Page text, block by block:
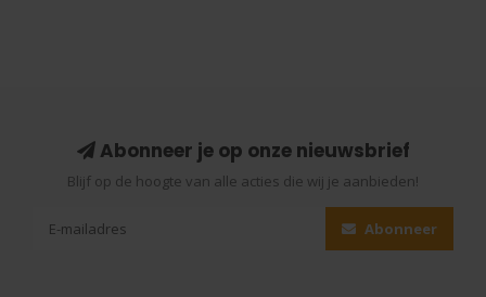
Abonneer je op onze nieuwsbrief
Blijf op de hoogte van alle acties die wij je aanbieden!
Abonneer